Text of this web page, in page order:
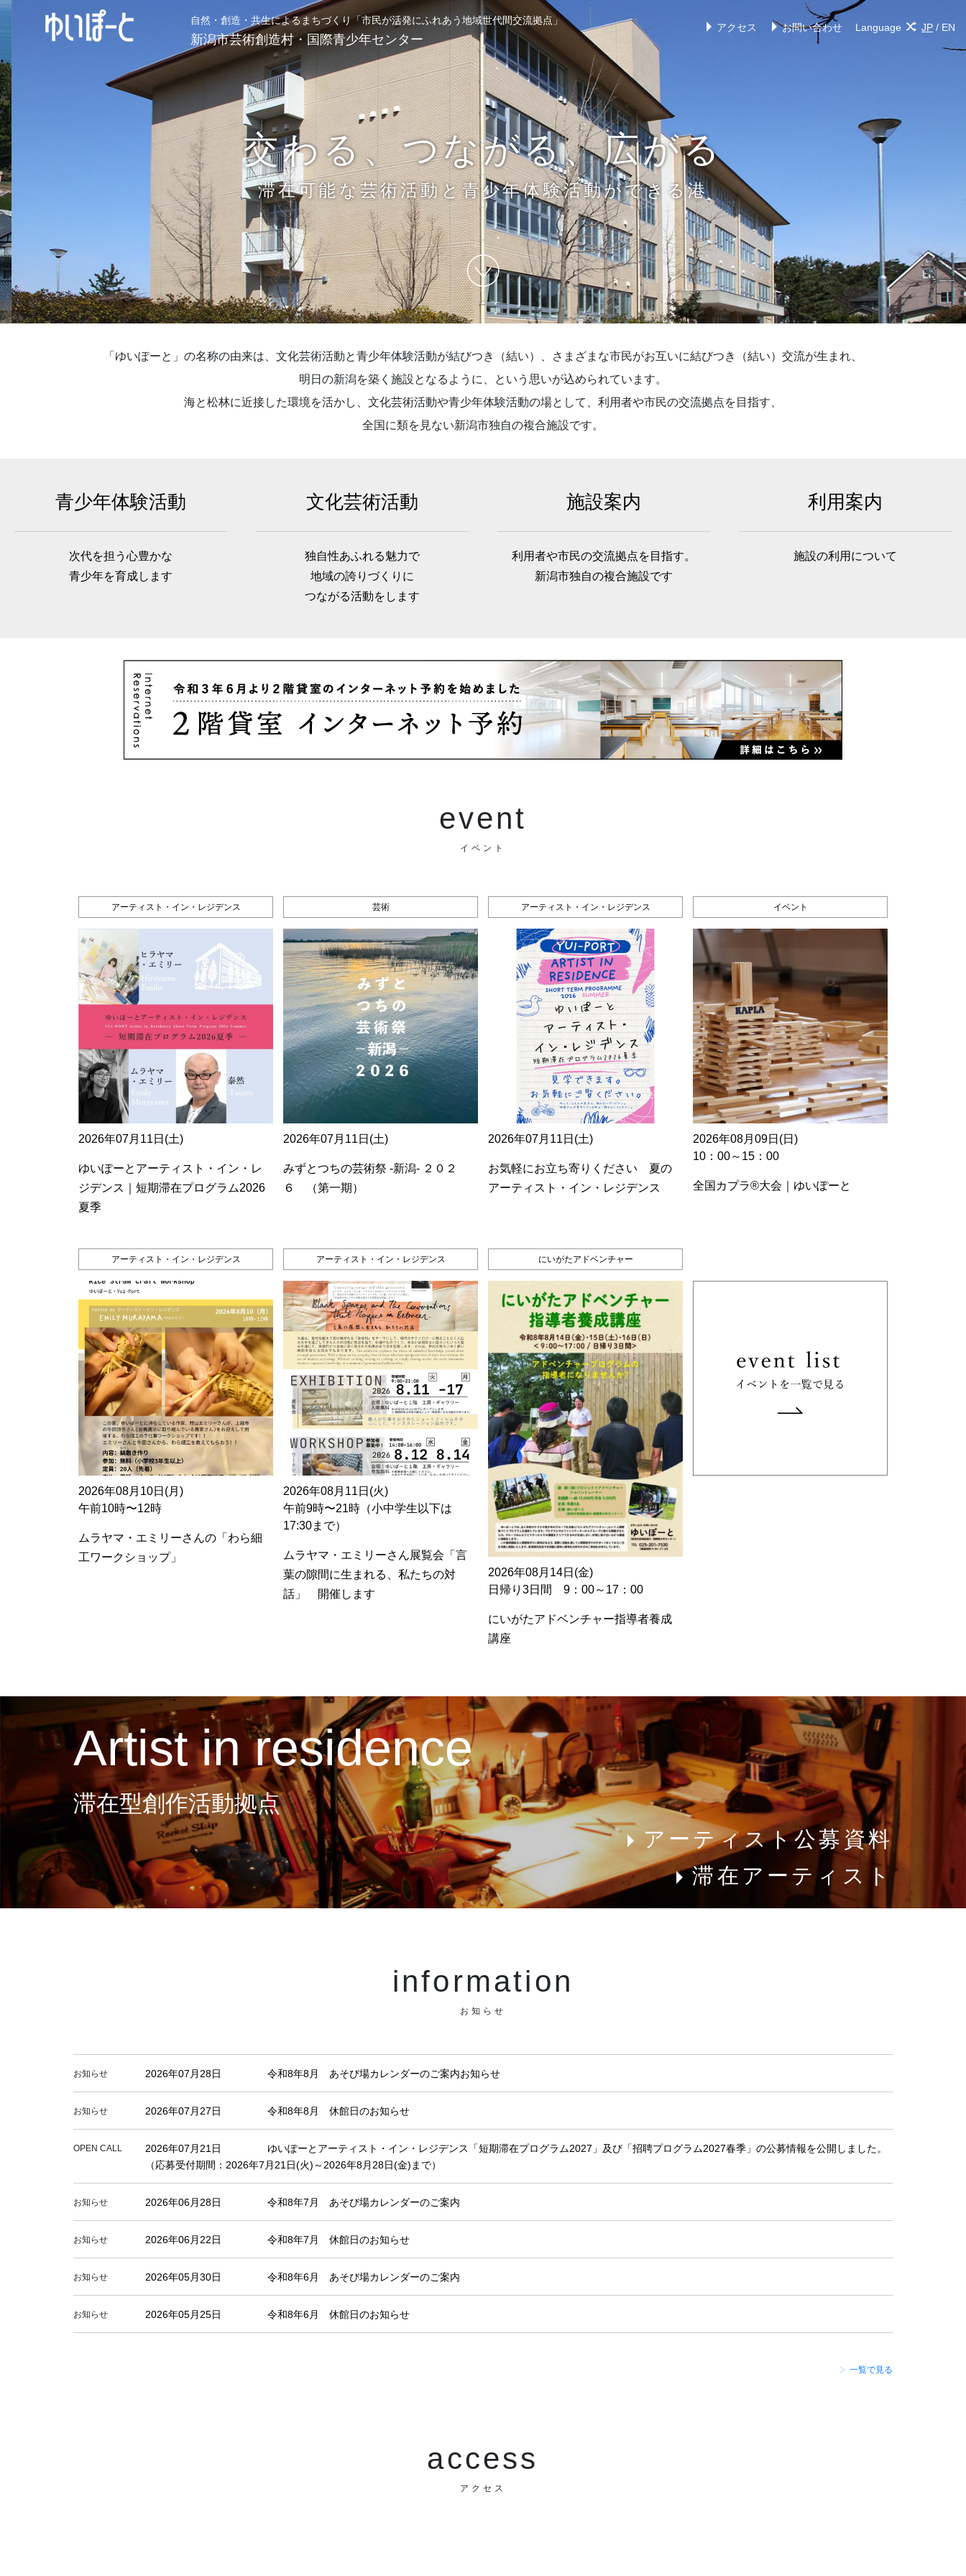
交わる、つながる、広がる
滞在可能な芸術活動と青少年体験活動ができる港
「ゆいぽーと」の名称の由来は、文化芸術活動と青少年体験活動が結びつき（結い）、さまざまな市民がお互いに結びつき（結い）交流が生まれ、
明日の新潟を築く施設となるように、という思いが込められています。
海と松林に近接した環境を活かし、文化芸術活動や青少年体験活動の場として、利用者や市民の交流拠点を目指す、
全国に類を見ない新潟市独自の複合施設です。
自然・創造・共生によるまちづくり 「市民が活発にふれあう地域世代間交流拠点」
新潟市芸術創造村・国際青少年センター
アクセス お問い合わせ Language JP / EN
青少年体験活動
次代を担う心豊かな
青少年を育成します
文化芸術活動
独自性あふれる魅力で
地域の誇りづくりに
つながる活動をします
施設案内
利用者や市民の交流拠点を目指す。
新潟市独自の複合施設です
利用案内
施設の利用について
event
イベント
アーティスト・イン・レジデンス
2026年07月11日(土)
ゆいぽーとアーティスト・イン・レ
ジデンス｜短期滞在プログラム2026
夏季
芸術
2026年07月11日(土)
みずとつちの芸術祭 ‐新潟‐ ２０２
６ （第一期）
アーティスト・イン・レジデンス
2026年07月11日(土)
お気軽にお立ち寄りください 夏の
アーティスト・イン・レジデンス
イベント
2026年08月09日(日)
10：00～15：00
全国カプラ®大会｜ゆいぽーと
アーティスト・イン・レジデンス
2026年08月10日(月)
午前10時〜12時
ムラヤマ・エミリーさんの「わら細
工ワークショップ」
アーティスト・イン・レジデンス
2026年08月11日(火)
午前9時〜21時（小中学生以下は
17:30まで）
ムラヤマ・エミリーさん展覧会「言
葉の隙間に生まれる、私たちの対
話」 開催します
にいがたアドベンチャー
2026年08月14日(金)
日帰り3日間 9：00～17：00
にいがたアドベンチャー指導者養成
講座
Artist in residence
滞在型創作活動拠点
アーティスト公募資料
滞在アーティスト
information
お知らせ
お知らせ 2026年07月28日 令和8年8月 あそび場カレンダーのご案内お知らせ
お知らせ 2026年07月27日 令和8年8月 休館日のお知らせ
OPEN CALL 2026年07月21日
ゆいぽーとアーティスト・イン・レジデンス「短期滞在プログラム2027」及び「招聘プログラム2027春季」の公募情報を公開しました。
（応募受付期間：2026年7月21日(火)～2026年8月28日(金)まで）
お知らせ 2026年06月28日 令和8年7月 あそび場カレンダーのご案内
お知らせ 2026年06月22日 令和8年7月 休館日のお知らせ
お知らせ 2026年05月30日 令和8年6月 あそび場カレンダーのご案内
お知らせ 2026年05月25日 令和8年6月 休館日のお知らせ
一覧で見る
access
アクセス